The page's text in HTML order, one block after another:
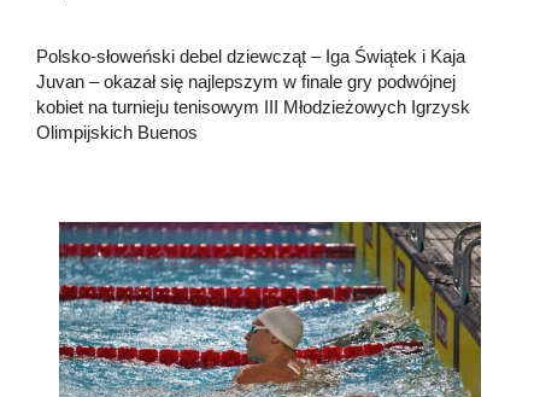
Polsko-słoweński debel dziewcząt – Iga Świątek i Kaja
Juvan – okazał się najlepszym w finale gry podwójnej
kobiet na turnieju tenisowym III Młodzieżowych Igrzysk
Olimpijskich Buenos